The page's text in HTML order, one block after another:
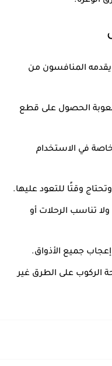
يقدمه المنافسون من
الحصول على قطع
في الاستخدام
وقتًا للتعود عليها.
تناسب الرحلات أو
جميع الأذواق.
الركوب على الطرق غير